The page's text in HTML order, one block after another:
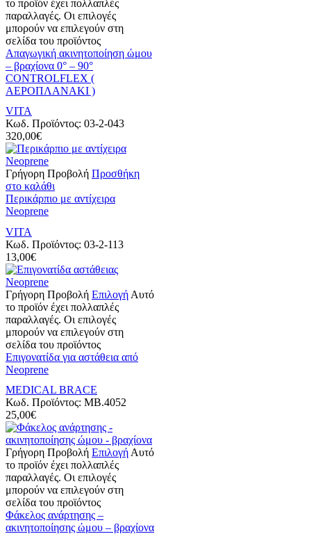
το προϊόν έχει πολλαπλές
παραλλαγές. Οι επιλογές
μπορούν να επιλεγούν στη
σελίδα του προϊόντος
Απαγωγική ακινητοποίηση ώμου
– βραχίονα 0° – 90°
CONTROLFLEX (
ΑΕΡΟΠΛΑΝΑΚΙ )
VITA
Κωδ. Προϊόντος: 03-2-043
320,00€
Γρήγορη Προβολή Προσθήκη
στο καλάθι
Περικάρπιο με αντίχειρα
Neoprene
VITA
Κωδ. Προϊόντος: 03-2-113
13,00€
Γρήγορη Προβολή Επιλογή Αυτό
το προϊόν έχει πολλαπλές
παραλλαγές. Οι επιλογές
μπορούν να επιλεγούν στη
σελίδα του προϊόντος
Επιγονατίδα για αστάθεια από
Neoprene
MEDICAL BRACE
Κωδ. Προϊόντος: MB.4052
25,00€
Γρήγορη Προβολή Επιλογή Αυτό
το προϊόν έχει πολλαπλές
παραλλαγές. Οι επιλογές
μπορούν να επιλεγούν στη
σελίδα του προϊόντος
Φάκελος ανάρτησης –
ακινητοποίησης ώμου – βραχίονα